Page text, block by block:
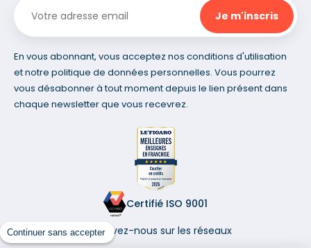
Continuer sans accepter
En vous abonnant, vous acceptez nos conditions d'utilisation
et notre politique de données personnelles. Vous pourrez
vous désabonner à tout moment depuis le lien présent dans
chaque newsletter que vous recevrez.
Certifié ISO 9001
Retrouvez-nous sur les réseaux